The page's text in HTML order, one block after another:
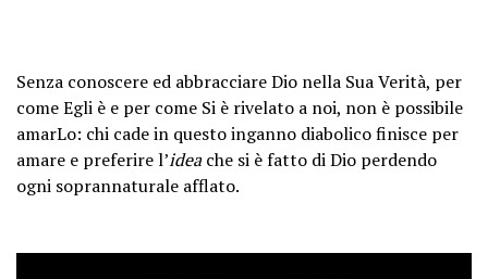
Senza conoscere ed abbracciare Dio nella Sua Verità, per
come Egli è e per come Si è rivelato a noi, non è possibile
amarLo: chi cade in questo inganno diabolico finisce per
amare e preferire l’ideache si è fatto di Dio perdendo
ogni soprannaturale afflato.